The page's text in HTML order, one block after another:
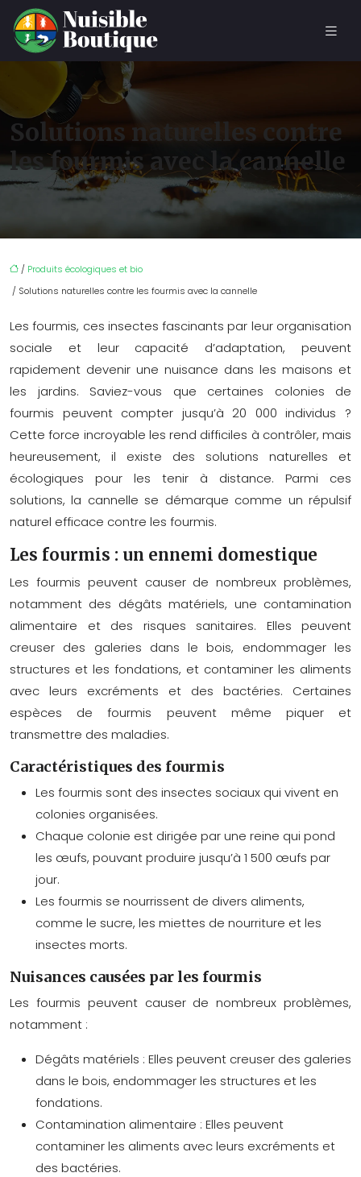
Solutions naturelles contre
les fourmis avec la cannelle
/ Produits écologiques et bio
/ Solutions naturelles contre les fourmis avec la cannelle
Les fourmis, ces insectes fascinants par leur organisation
sociale et leur capacité d’adaptation, peuvent
rapidement devenir une nuisance dans les maisons et
les jardins. Saviez-vous que certaines colonies de
fourmis peuvent compter jusqu’à 20 000 individus ?
Cette force incroyable les rend difficiles à contrôler, mais
heureusement, il existe des solutions naturelles et
écologiques pour les tenir à distance. Parmi ces
solutions, la cannelle se démarque comme un répulsif
naturel efficace contre les fourmis.
Les fourmis : un ennemi domestique
Les fourmis peuvent causer de nombreux problèmes,
notamment des dégâts matériels, une contamination
alimentaire et des risques sanitaires. Elles peuvent
creuser des galeries dans le bois, endommager les
structures et les fondations, et contaminer les aliments
avec leurs excréments et des bactéries. Certaines
espèces de fourmis peuvent même piquer et
transmettre des maladies.
Caractéristiques des fourmis
Les fourmis sont des insectes sociaux qui vivent en
colonies organisées.
Chaque colonie est dirigée par une reine qui pond
les œufs, pouvant produire jusqu’à 1 500 œufs par
jour.
Les fourmis se nourrissent de divers aliments,
comme le sucre, les miettes de nourriture et les
insectes morts.
Nuisances causées par les fourmis
Les fourmis peuvent causer de nombreux problèmes,
notamment :
Dégâts matériels : Elles peuvent creuser des galeries
dans le bois, endommager les structures et les
fondations.
Contamination alimentaire : Elles peuvent
contaminer les aliments avec leurs excréments et
des bactéries.